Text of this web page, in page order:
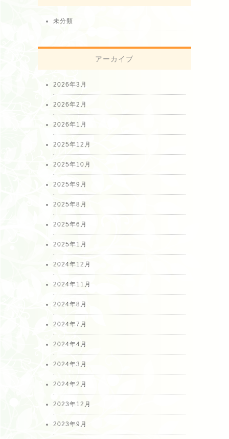
未分類
アーカイブ
2026年3月
2026年2月
2026年1月
2025年12月
2025年10月
2025年9月
2025年8月
2025年6月
2025年1月
2024年12月
2024年11月
2024年8月
2024年7月
2024年4月
2024年3月
2024年2月
2023年12月
2023年9月